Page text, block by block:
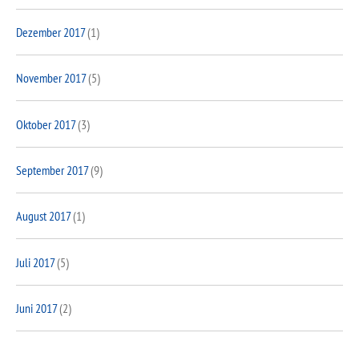
Dezember 2017(1)
November 2017(5)
Oktober 2017(3)
September 2017(9)
August 2017(1)
Juli 2017(5)
Juni 2017(2)